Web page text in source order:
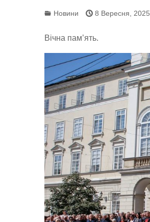
Новини 8 Вересня, 2025
Вічна пам’ять.